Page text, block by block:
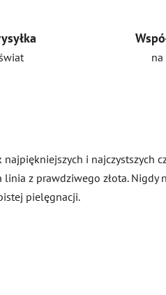
na
i najczystszych
z prawdziwego złota. Nigdy
pielęgnacji.